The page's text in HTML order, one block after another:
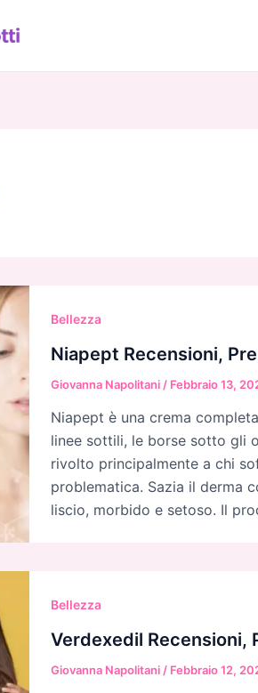
Bellezza
Niapept Recensioni,
Giovanna Napolitani / Febbraio 13,
Niapept è una crema
linee sottili, le borse sotto gli
rivolto principalmente a chi
problematica. Sazia il derma
liscio, morbido e setoso. Il
Bellezza
Verdexedil Recensioni,
Giovanna Napolitani / Febbraio 12,